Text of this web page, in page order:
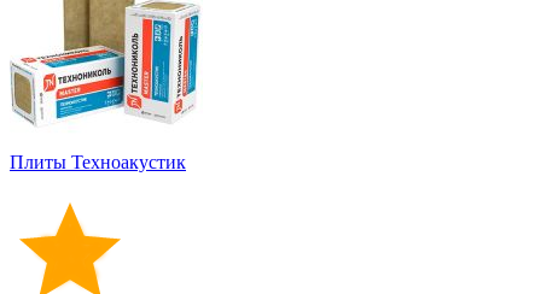
Плиты Техноакустик